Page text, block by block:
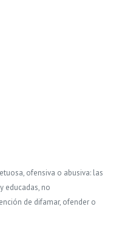
ofensiva o abusiva: las
educadas, no
de difamar, ofender o